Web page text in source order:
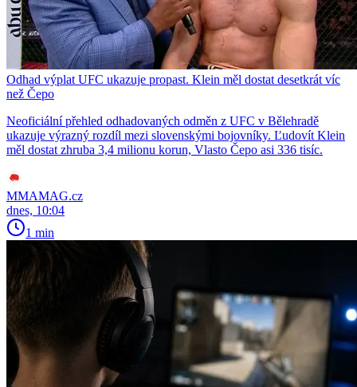
Odhad výplat UFC ukazuje propast. Klein měl dostat desetkrát víc
než Čepo
Neoficiální přehled odhadovaných odměn z UFC v Bělehradě
ukazuje výrazný rozdíl mezi slovenskými bojovníky. Ľudovít Klein
měl dostat zhruba 3,4 milionu korun, Vlasto Čepo asi 336 tisíc.
MMAMAG.cz
dnes, 10:04
1 min